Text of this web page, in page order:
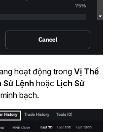
hoạt động trong Vị Thế
Sử Lệnh hoặc Lịch Sử
bạch.